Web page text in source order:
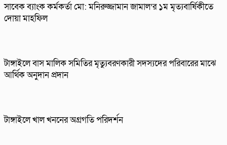
সাবেক ব্যাংক কর্মকর্তা মো: মনিরুজ্জামান জামাল’র ১ম মৃত্যবার্ষিকীতে
দোয়া মাহফিল
টাঙ্গাইলে বাস মালিক সমিতির মৃত্যুবরণকারী সদস্যদের পরিবারের মাঝে
আর্থিক অনুদান প্রদান
টাঙ্গাইলে খাল খননের অগ্রগতি পরিদর্শন